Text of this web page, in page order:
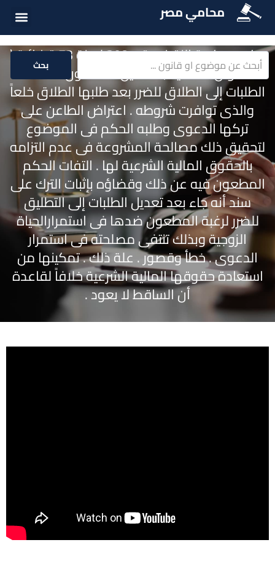
محامي مصر
بحث
حكم محكمة النقض رقم 308 لسنة 73 قضائية (
أحوال شخصية ) : تعديل المطعون ضدها
الطلبات إلى الطلاق للضرر بعد طلبها الطلاق خلعاً
والذى توافرت شروطه . اعتراض الطاعن على
تركها الدعوى وطلبه الحكم فى الموضوع
لتحقيق ذلك مصالحة المشروعة فى عدم التزامه
بالحقوق المالية الشرعية لها . التفات الحكم
المطعون فيه عن ذلك وقضاؤه بإثبات الترك على
سند أنه جاء بعد تعديل الطلبات إلى التطليق
للضرر لرغبة المطعون ضدها فى استمرارالحياة
الزوجية وبذلك تنتفى مصلحته فى استمرار
الدعوى . خطأ وقصور . علة ذلك . تمكينها من
استعادة حقوقها المالية الشرعية خلافاً لقاعدة
أن الساقط لا يعود .